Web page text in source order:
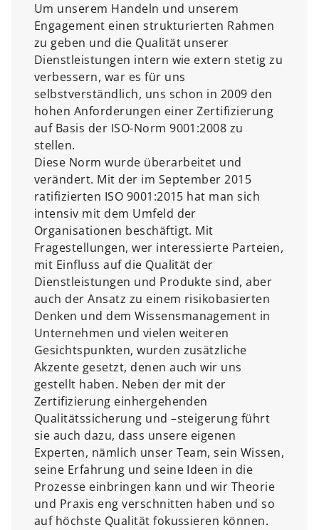
Um unserem Handeln und unserem
Engagement einen strukturierten Rahmen
zu geben und die Qualität unserer
Dienstleistungen intern wie extern stetig zu
verbessern, war es für uns
selbstverständlich, uns schon in 2009 den
hohen Anforderungen einer Zertifizierung
auf Basis der ISO-Norm 9001:2008 zu
stellen.
Diese Norm wurde überarbeitet und
verändert. Mit der im September 2015
ratifizierten ISO 9001:2015 hat man sich
intensiv mit dem Umfeld der
Organisationen beschäftigt. Mit
Fragestellungen, wer interessierte Parteien,
mit Einfluss auf die Qualität der
Dienstleistungen und Produkte sind, aber
auch der Ansatz zu einem risikobasierten
Denken und dem Wissensmanagement in
Unternehmen und vielen weiteren
Gesichtspunkten, wurden zusätzliche
Akzente gesetzt, denen auch wir uns
gestellt haben. Neben der mit der
Zertifizierung einhergehenden
Qualitätssicherung und –steigerung führt
sie auch dazu, dass unsere eigenen
Experten, nämlich unser Team, sein Wissen,
seine Erfahrung und seine Ideen in die
Prozesse einbringen kann und wir Theorie
und Praxis eng verschnitten haben und so
auf höchste Qualität fokussieren können.